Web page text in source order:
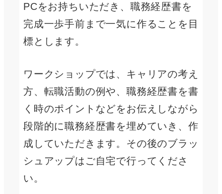
PCをお持ちいただき、職務経歴書を
完成一歩手前まで一気に作ることを目
標とします。
ワークショップでは、キャリアの考え
方、転職活動の例や、職務経歴書を書
く時のポイントなどをお伝えしながら
段階的に職務経歴書を埋めていき、作
成していただきます。その後のブラッ
シュアップはご自宅で行ってくださ
い。